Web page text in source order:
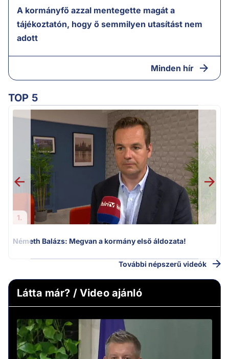
A kormányfő azzal mentegette magát a
tájékoztatón, hogy ő semmilyen utasítást nem
adott
Minden hír
TOP 5
1.
Németh Balázs: Megvan a kormány első áldozata!
További népszerű videók
Látta már? / Video ajánló